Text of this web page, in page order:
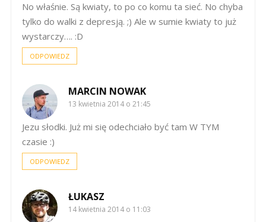
No właśnie. Są kwiaty, to po co komu ta sieć. No chyba
tylko do walki z depresją. ;) Ale w sumie kwiaty to już
wystarczy…. :D
ODPOWIEDZ
MARCIN NOWAK
13 kwietnia 2014 o 21:45
Jezu słodki. Już mi się odechciało być tam W TYM
czasie :)
ODPOWIEDZ
ŁUKASZ
14 kwietnia 2014 o 11:03